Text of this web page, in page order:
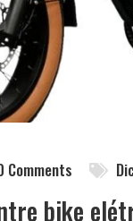
Comments
bike